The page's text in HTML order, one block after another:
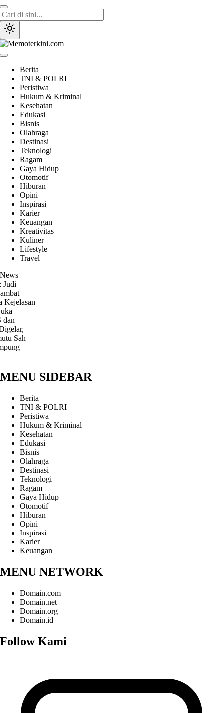
Lewati
ke
konten
Berita
TNI & POLRI
Peristiwa
Hukum & Kriminal
Kesehatan
Edukasi
Bisnis
Olahraga
Destinasi
Teknologi
Ragam
Gaya Hidup
Otomotif
Hiburan
Opini
Inspirasi
Karier
Keuangan
Kreativitas
Kuliner
Lifestyle
Travel
News
MENU SIDEBAR
Berita
TNI & POLRI
Peristiwa
Hukum & Kriminal
Kesehatan
Edukasi
Bisnis
Olahraga
Destinasi
Teknologi
Ragam
Gaya Hidup
Otomotif
Hiburan
Opini
Inspirasi
Karier
Keuangan
MENU NETWORK
Domain.com
Domain.net
Domain.org
Domain.id
Follow Kami